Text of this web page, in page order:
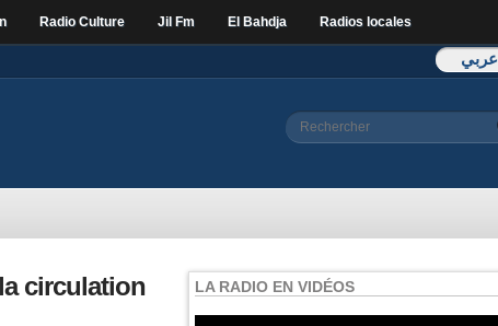
Radio Culture Jil Fm El Bahdja Radios locales
عربي
Formulaire de
Rechercher
circulation LA RADIO EN VIDÉOS